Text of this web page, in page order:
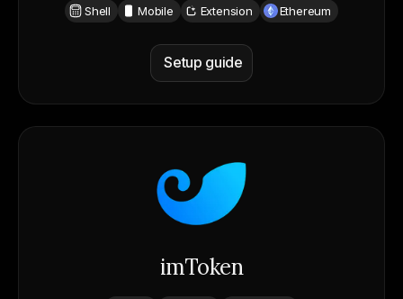
Shell Mobile Extension Ethereum
Setup guide
imToken